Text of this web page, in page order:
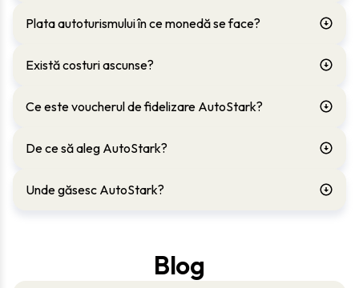
Plata autoturismului în ce monedă se face?
Există costuri ascunse?
Ce este voucherul de fidelizare AutoStark?
De ce să aleg AutoStark?
Unde găsesc AutoStark?
Blog